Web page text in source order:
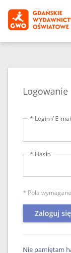
Logowanie
* Login / E-
* Hasło
* Pola
Zaloguj się
Nie pamiętam